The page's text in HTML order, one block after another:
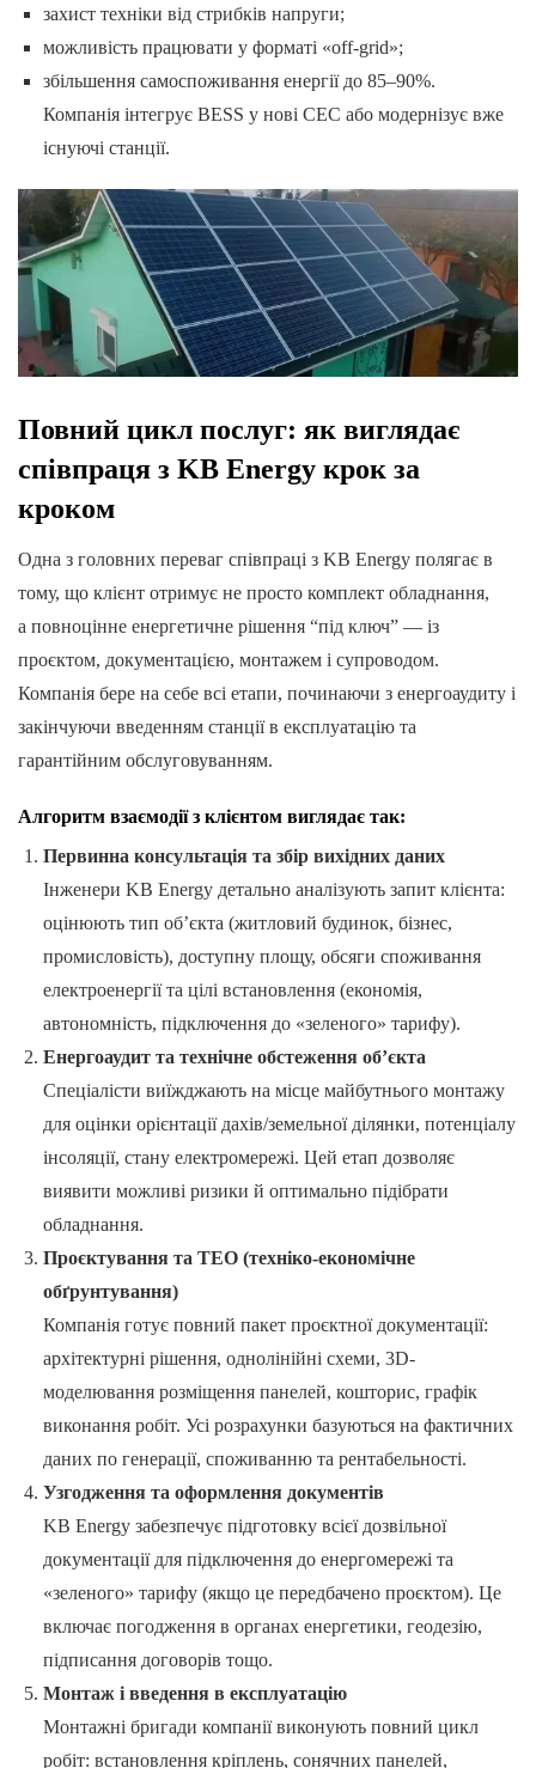
захист техніки від стрибків напруги;
можливість працювати у форматі «off-grid»;
збільшення самоспоживання енергії до 85–90%.
Компанія інтегрує BESS у нові СЕС або модернізує вже
існуючі станції.
Повний цикл послуг: як виглядає
співпраця з KB Energy крок за
кроком
Одна з головних переваг співпраці з KB Energy полягає в
тому, що клієнт отримує не просто комплект обладнання,
а повноцінне енергетичне рішення “під ключ” — із
проєктом, документацією, монтажем і супроводом.
Компанія бере на себе всі етапи, починаючи з енергоаудиту і
закінчуючи введенням станції в експлуатацію та
гарантійним обслуговуванням.
Алгоритм взаємодії з клієнтом виглядає так:
Первинна консультація та збір вихідних даних
Інженери KB Energy детально аналізують запит клієнта:
оцінюють тип об’єкта (житловий будинок, бізнес,
промисловість), доступну площу, обсяги споживання
електроенергії та цілі встановлення (економія,
автономність, підключення до «зеленого» тарифу).
Енергоаудит та технічне обстеження об’єкта
Спеціалісти виїжджають на місце майбутнього монтажу
для оцінки орієнтації дахів/земельної ділянки, потенціалу
інсоляції, стану електромережі. Цей етап дозволяє
виявити можливі ризики й оптимально підібрати
обладнання.
Проєктування та ТЕО (техніко-економічне
обґрунтування)
Компанія готує повний пакет проєктної документації:
архітектурні рішення, однолінійні схеми, 3D-
моделювання розміщення панелей, кошторис, графік
виконання робіт. Усі розрахунки базуються на фактичних
даних по генерації, споживанню та рентабельності.
Узгодження та оформлення документів
KB Energy забезпечує підготовку всієї дозвільної
документації для підключення до енергомережі та
«зеленого» тарифу (якщо це передбачено проєктом). Це
включає погодження в органах енергетики, геодезію,
підписання договорів тощо.
Монтаж і введення в експлуатацію
Монтажні бригади компанії виконують повний цикл
робіт: встановлення кріплень, сонячних панелей,